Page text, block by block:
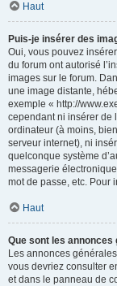
Haut
Puis-je insérer des
Oui, vous pouvez
du forum ont autorisé
images sur le forum.
une image distante,
exemple « http://
cependant ni insérer de
ordinateur (à moins,
serveur internet), ni
quelconque système
messagerie
mot de passe, etc. Pour
Haut
Que sont les annonces
Les annonces
vous devriez consulter
et dans le panneau de